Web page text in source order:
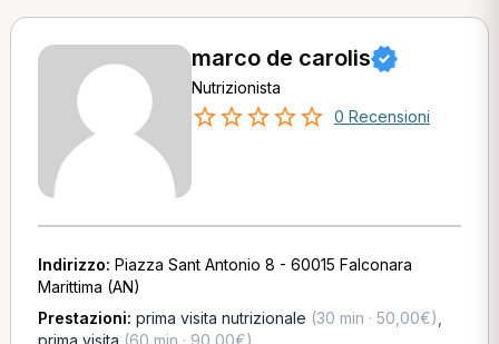
marco de carolis
Nutrizionista
0 Recensioni
Indirizzo: Piazza Sant Antonio 8 - 60015 Falconara
Marittima (AN)
Prestazioni: prima visita nutrizionale (30 min · 50,00€)
prima visita (60 min · 90,00€)